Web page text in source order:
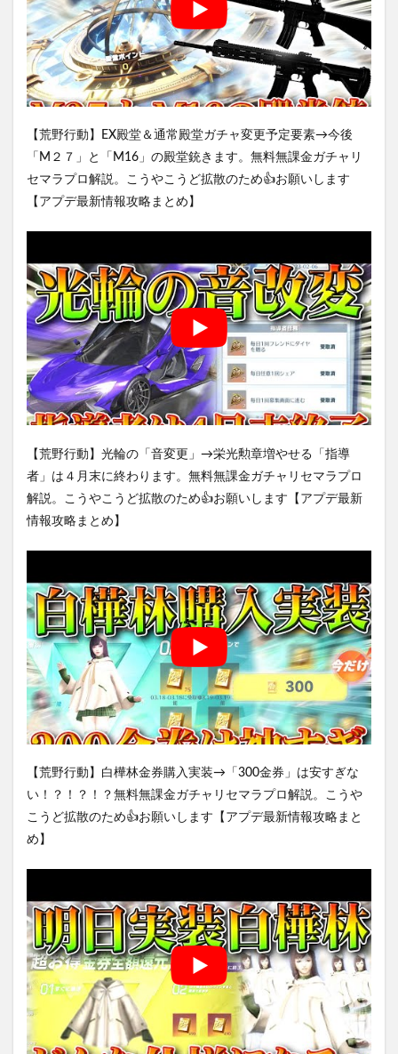
【荒野行動】EX殿堂＆通常殿堂ガチャ変更予定要素→今後
「M２７」と「M16」の殿堂銃きます。無料無課金ガチャリ
セマラプロ解説。こうやこうど拡散のため👍お願いします
【アプデ最新情報攻略まとめ】
【荒野行動】光輪の「音変更」→栄光勲章増やせる「指導
者」は４月末に終わります。無料無課金ガチャリセマラプロ
解説。こうやこうど拡散のため👍お願いします【アプデ最新
情報攻略まとめ】
【荒野行動】白樺林金券購入実装→「300金券」は安すぎな
い！？！？！？無料無課金ガチャリセマラプロ解説。こうや
こうど拡散のため👍お願いします【アプデ最新情報攻略まと
め】